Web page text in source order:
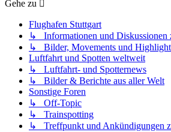
Gehe zu
Flughafen Stuttgart
↳ Informationen und Diskussionen
↳ Bilder, Movements und
Luftfahrt und Spotten weltweit
↳ Luftfahrt- und Spotternews
↳ Bilder & Berichte aus aller Welt
Sonstige Foren
↳ Off-Topic
↳ Trainspotting
↳ Treffpunkt und Ankündigungen